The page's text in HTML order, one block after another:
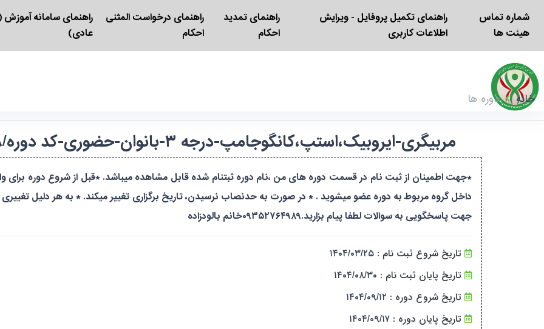
شماره تماس
هیئت ها
راهنمای تکمیل پروفایل - ویرایش
اطلاعات کاربری
راهنمای تمدید
احکام
راهنمای درخواست المثنی
احکام
راهنمای سامانه آموزش
عادی)
خانه دوره ها
مربیگری-ایروبیک،استپ،کانگوجامپ-درجه ۳-بانوان-حضوری-کد دوره/۰۱۶۵۸/ خراسان رضوی-مشهد
*جهت اطمینان از ثبت نام در قسمت دوره های من ،نام دوره ثبتنام شده قابل مشاهده میباشد. *قبل از شروع دوره برای
داخل گروه مربوط به دوره عضو میشوید . * در صورت به حدنصاب نرسیدن، تاریخ برگزاری تغییر میکند. * به هر دلیل تغییری
جهت پاسخگویی به سوالات لطفا پیام بزارید.۰۹۳۵۲۷۶۴۹۸۹خانم بالودزاده
تاریخ شروع ثبت نام : ۱۴۰۴/۰۳/۲۵
تاریخ پایان ثبت نام : ۱۴۰۴/۰۸/۳۰
تاریخ شروع دوره : ۱۴۰۴/۰۹/۱۲
تاریخ پایان دوره : ۱۴۰۴/۰۹/۱۷